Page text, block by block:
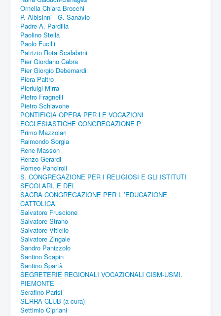
Ornella Chiara Brocchi
P. Albisinni - G. Sanavio
Padre A. Pardilla
Paolino Stella
Paolo Fucilli
Patrizio Rota Scalabrini
Pier Giordano Cabra
Pier Giorgio Debernardi
Piera Paltro
Pierluigi Mirra
Pietro Fragnelli
Pietro Schiavone
PONTIFICIA OPERA PER LE VOCAZIONI
ECCLESIASTICHE CONGREGAZIONE P
Primo Mazzolari
Raimondo Sorgia
Rene Masson
Renzo Gerardi
Romeo Panciroli
S. CONGREGAZIONE PER I RELIGIOSI E GLI ISTITUTI
SECOLARI, E DEL
SACRA CONGREGAZIONE PER L ’EDUCAZIONE
CATTOLICA
Salvatore Fruscione
Salvatore Strano
Salvatore Vitiello
Salvatore Zingale
Sandro Panizzolo
Santino Scapin
Santino Spartà
SEGRETERIE REGIONALI VOCAZIONALI CISM-USMI.
PIEMONTE
Serafino Parisi
SERRA CLUB (a cura)
Settimio Cipriani